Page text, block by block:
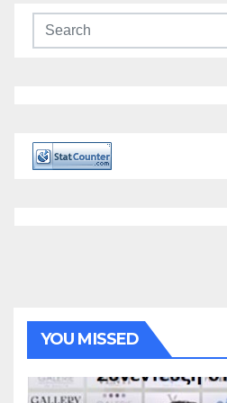
YOU MISSED